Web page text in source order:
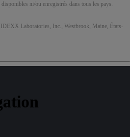
ni/ou enregistrés dans tous les pays.
IDEXX Laboratories, Inc., Westbrook, Maine, États-